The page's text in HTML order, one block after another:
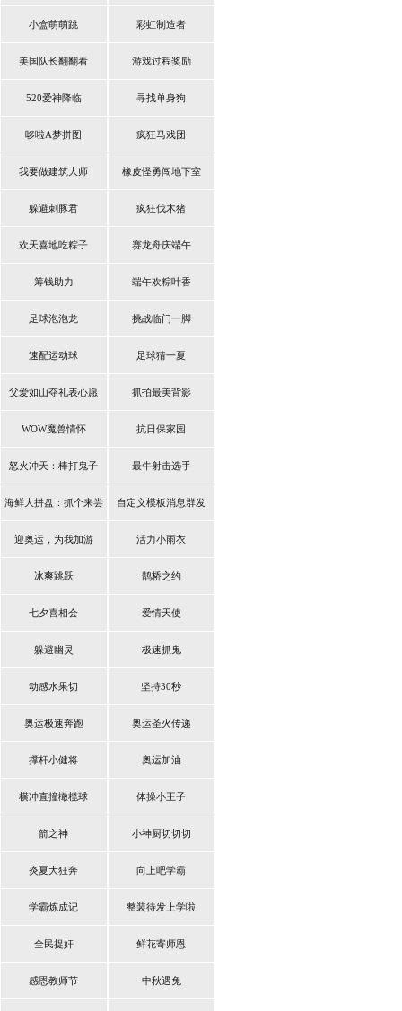
小盒萌萌跳 彩虹制造者
美国队长翻翻看 游戏过程奖励
520爱神降临 寻找单身狗
哆啦A梦拼图 疯狂马戏团
我要做建筑大师 橡皮怪勇闯地下室
躲避刺豚君 疯狂伐木猪
欢天喜地吃粽子 赛龙舟庆端午
筹钱助力 端午欢粽叶香
足球泡泡龙 挑战临门一脚
速配运动球 足球猜一夏
父爱如山夺礼表心愿 抓拍最美背影
WOW魔兽情怀 抗日保家园
怒火冲天：棒打鬼子 最牛射击选手
海鲜大拼盘：抓个来尝
鲜
自定义模板消息群发
迎奥运，为我加游 活力小雨衣
冰爽跳跃 鹊桥之约
七夕喜相会 爱情天使
躲避幽灵 极速抓鬼
动感水果切 坚持30秒
奥运极速奔跑 奥运圣火传递
撑杆小健将 奥运加油
横冲直撞橄榄球 体操小王子
箭之神 小神厨切切切
炎夏大狂奔 向上吧学霸
学霸炼成记 整装待发上学啦
全民捉奸 鲜花寄师恩
感恩教师节 中秋遇兔